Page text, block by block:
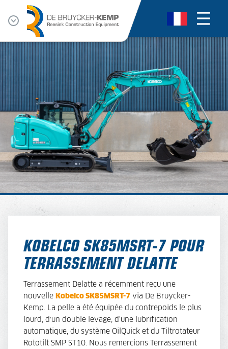
KOBELCO SK85MSRT-7 POUR
TERRASSEMENT DELATTE
Terrassement Delatte a récemment reçu une
nouvelle Kobelco SK85MSRT-7 via De Bruycker-
Kemp. La pelle a été équipée du contrepoids le plus
lourd, d’un double levage, d'une lubrification
automatique, du système OilQuick et du Tiltrotateur
Rototilt SMP ST10. Nous remercions Terrassement